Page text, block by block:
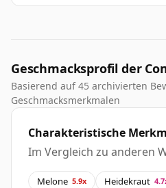
Geschmacksprofil der
Basierend auf 45 archivierten
Geschmacksmerkmalen
Charakteristische
Im Vergleich zu anderen
Melone 5.9x Heidekraut